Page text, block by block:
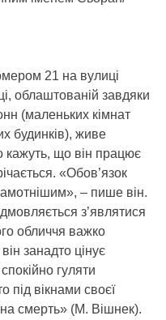
21 на вулиці
облаштованій завдяки
(маленьких кімнат
будинків), живе
кажуть, що він працює
«Обов’язок
– пише він.
з’являтися
обличчя важко
занадто цінує
гуляти
під вікнами своєї
смерть» (М. Вішнек).